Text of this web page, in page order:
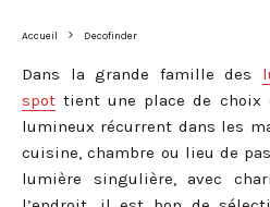
Accueil Decofinder
Dans la grande famille des
spot tient une place de choix
lumineux récurrent dans les
cuisine, chambre ou lieu de
lumière singulière, avec